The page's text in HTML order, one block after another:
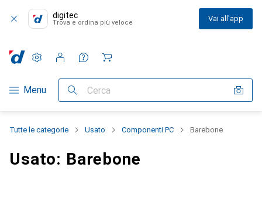
digitec
Trova e ordina più veloce Vai all'app
Categoria Navigazione
Menu Cerca
Impostazioni
Conto cliente
Liste di confronto
Liste dei desideri
Carrello
Tutte le categorie Usato Componenti PC Barebone
Usato: Barebone